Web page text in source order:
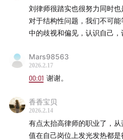
刘律师很踏实也很努力同时
对于结构性问题，我们不可
中的歧视和偏见，认识自己，
Mars98563
2026.2.17
00:01 谢谢。
香香宝贝
2026.2.14
有点太抬高律师的职业了，
值在自己岗位上发光发热都是